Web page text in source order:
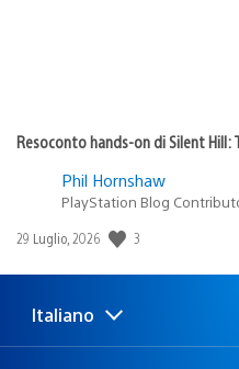
Resoconto hands-on di Silent Hill:
Phil Hornshaw
PlayStation Blog
Data
pubblicazione:
29 Luglio, 2026 3
Seleziona
una
Regione
attuale:
Italiano